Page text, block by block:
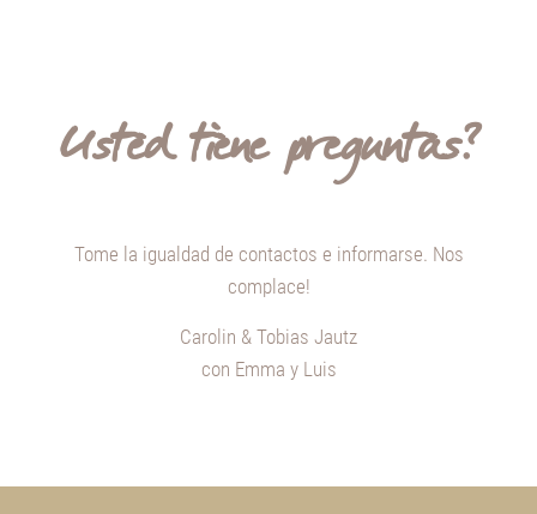
Usted tiene preguntas?
Tome la igualdad de contactos e informarse. Nos
complace!
Carolin & Tobias Jautz
con Emma y Luis